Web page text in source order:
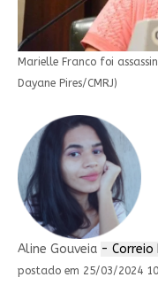
Marielle Franco foi
Dayane Pires/CMRJ)
Aline Gouveia - Correio
postado em 25/03/2024